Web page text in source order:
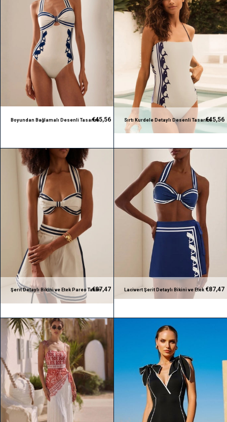
Boyundan Bağlamalı Desenli Tasarım€45,56
Sırtı Kurdele Detaylı Desenli Tasarım
Mayo
€45,56
Şerit Detaylı Bikini ve Etek Pareo Takım
(3 parça)
€87,47
Lacivert Şerit Detaylı Bikini ve Etek
Pareo Takım (3 parça)
€87,47